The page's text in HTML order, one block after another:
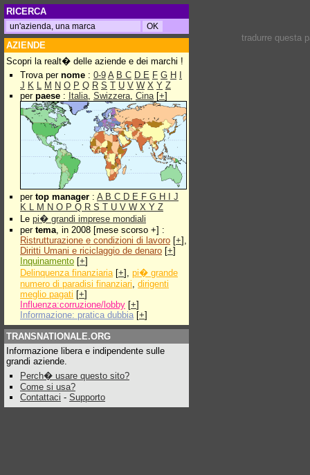
RICERCA
AZIENDE
Scopri la realt� delle aziende e dei marchi !
Trova per nome : 0-9 A B C D E F G H
J K L M N O P Q R S T U V W X Y Z
per paese : Italia, Swizzera, Cina[+]
per top manager : A B C D E F G H
J
K L M N O P Q R S T U V W X Y Z
Le pi� grandi imprese mondiali
per tema, in 2008 [mese scorso +] :
Ristrutturazione e condizioni di lavoro [+],
Diritti Umani e riciclaggio de denaro [+]
Inquinamento [+]
Delinquenza finanziaria[+], pi� grande
numero di paradisi finanziari, dirigenti
meglio pagati [+]
Influenza:corruzione/lobby [+]
Informazione: pratica dubbia [+]
TRANSNATIONALE.ORG
Informazione libera e indipendente sulle
grandi aziende.
Perch� usare questo sito?
Come si usa?
Contattaci - Supporto
tradurre questa